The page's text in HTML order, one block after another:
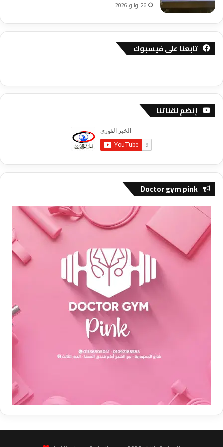
26 يوليو، 2026
تابعنا على فيسبوك
إنضم لقناتنا
Doctor gym pink